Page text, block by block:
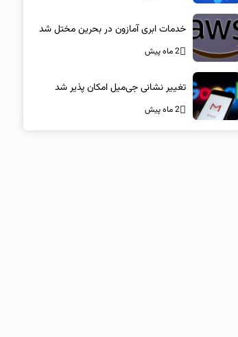
خدمات ابری آمازون در بحرین مختل شد
2 ماه پیش
تغییر نشانی جی‌میل امکان پذیر شد
2 ماه پیش